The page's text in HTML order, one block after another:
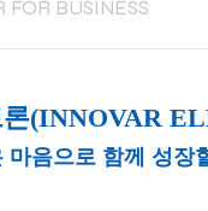
FOR BUSINESS
(INNOVAR
마음으로 함께 성